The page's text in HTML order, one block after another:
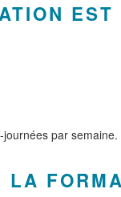
par semaine.